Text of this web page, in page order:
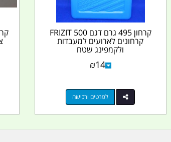
קרחון 495 גרם דגם 500 FRIZIT
קרחונים לארועים למעבדות
ולקמפינג שטח
₪14
לפרטים ורכישה